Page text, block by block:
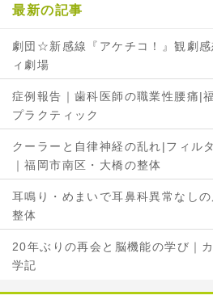
k
シ
ェ
で
ェ
最新の記事
劇団☆新感線『アケチコ！』観劇
ィ劇場
症例報告｜歯科医師の職業性腰痛|
プラクティック
クーラーと自律神経の乱れ|フィル
｜福岡市南区・大橋の整体
耳鳴り・めまいで耳鼻科異常なし
整体
20年ぶりの再会と脳機能の学び｜
学記